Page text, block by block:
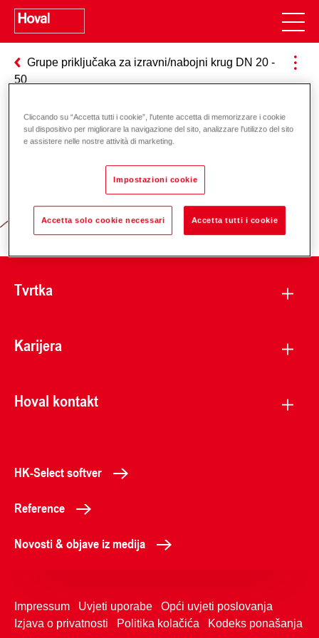
Grupe priključaka za izravni/nabojni krug DN 20 -
50
Odgovornost za energiju i okoliš
Tvrtka
Karijera
Hoval kontakt
HK-Select softver
Reference
Novosti & objave iz medija
Impressum Uvjeti uporabe
Opći uvjeti poslovanja
Izjava o privatnosti
Politika kolačića Kodeks ponašanja
Cliccando su “Accetta tutti i cookie”, l'utente accetta di memorizzare i cookie
sul dispositivo per migliorare la navigazione del sito, analizzare l'utilizzo del sito
e assistere nelle nostre attività di marketing.
Impostazioni cookie
Accetta solo cookie necessari Accetta tutti i cookie